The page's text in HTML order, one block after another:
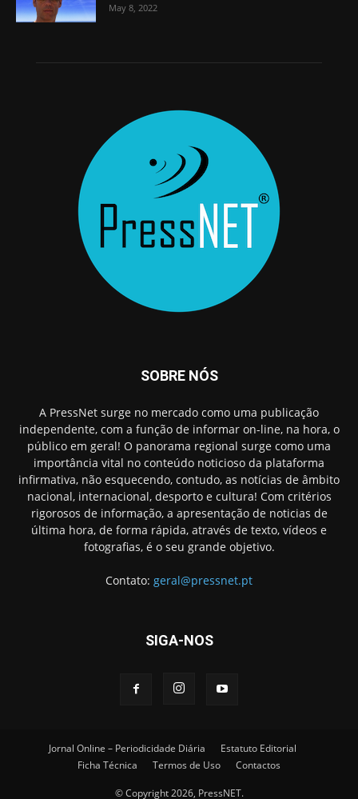
May 8, 2022
SOBRE NÓS
A PressNet surge no mercado como uma publicação
independente, com a função de informar on-line, na hora, o
público em geral! O panorama regional surge como uma
importância vital no conteúdo noticioso da plataforma
infirmativa, não esquecendo, contudo, as notícias de âmbito
nacional, internacional, desporto e cultura! Com critérios
rigorosos de informação, a apresentação de noticias de
última hora, de forma rápida, através de texto, vídeos e
fotografias, é o seu grande objetivo.
Contato: geral@pressnet.pt
SIGA-NOS
Jornal Online – Periodicidade Diária
Estatuto Editorial
Ficha Técnica
Termos de Uso Contactos
© Copyright 2026, PressNET.